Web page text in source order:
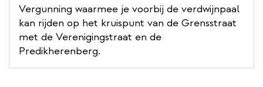
Vergunning waarmee je voorbij de verdwijnpaal
kan rijden op het kruispunt van de Grensstraat
met de Verenigingstraat en de
Predikherenberg.